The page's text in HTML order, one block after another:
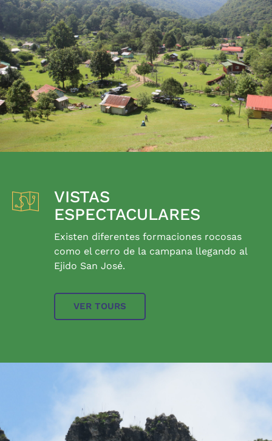
VISTAS
ESPECTACULARES
Existen diferentes formaciones rocosas
como el cerro de la campana llegando al
Ejido San José.
VER TOURS